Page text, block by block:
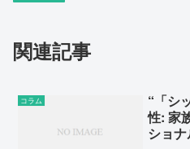
関連記事
コラム
“「シ
性: 家
ショ